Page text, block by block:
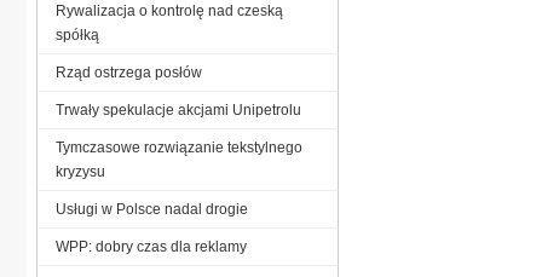
Rywalizacja o kontrolę nad czeską
spółką
Rząd ostrzega posłów
Trwały spekulacje akcjami Unipetrolu
Tymczasowe rozwiązanie tekstylnego
kryzysu
Usługi w Polsce nadal drogie
WPP: dobry czas dla reklamy